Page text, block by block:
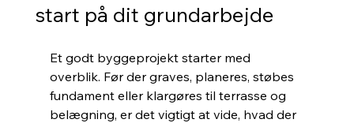
start på dit grundarbejde
Et godt byggeprojekt starter med
overblik. Før der graves, planeres, støbes
fundament eller klargøres til terrasse og
belægning, er det vigtigt at vide, hvad der